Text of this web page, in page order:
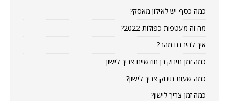
כמה כסף יש לאילון מאסק?
מה זה מעטפות כפולות 2022?
איך להירדם מהר?
כמה זמן תינוק בן חודשיים צריך לישון
כמה שעות תינוק צריך לישון?
כמה זמן צריך לישון?